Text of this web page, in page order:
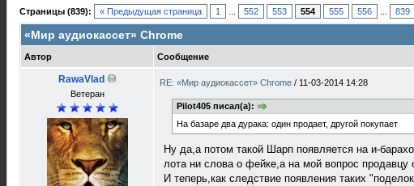
Страницы (839): « Предыдущая страница 1 552 553 554 555 556 839
«Мир аудиокассет» Chrome
Автор Сообщение
RawaVlad
Ветеран
RE: «Мир аудиокассет» Chrome / 11-03-2014 14:28
Pilot405 писал(а):
На базаре два дурака: один продает, другой покупает
Ну да,а потом такой Шарп появляется на и-
лота ни слова о фейке,а на мой вопрос продавцу
И теперь,как следствие появления таких